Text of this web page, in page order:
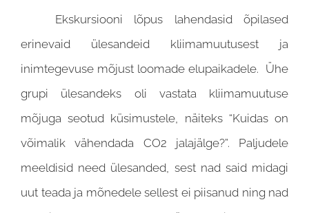
Ekskursiooni lõpus lahendasid õpilased
erinevaid ülesandeid kliimamuutusest ja
inimtegevuse mõjust loomade elupaikadele. Ühe
grupi ülesandeks oli vastata kliimamuutuse
mõjuga seotud küsimustele, näiteks “Kuidas on
võimalik vähendada CO2 jalajälge?”. Paljudele
meeldisid need ülesanded, sest nad said midagi
uut teada ja mõnedele sellest ei piisanud ning nad